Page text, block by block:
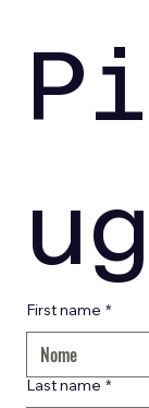
First name *
Last name *